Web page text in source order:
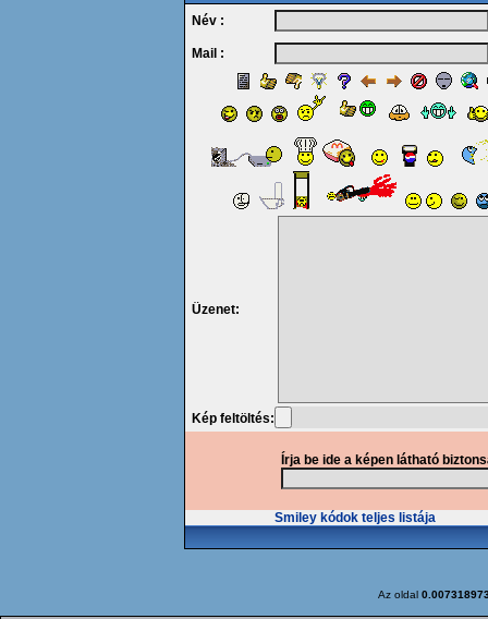
Név :
Mail :
Üzenet:
Kép feltöltés:
Írja be ide a képen látható
Smiley kódok teljes listája
Az oldal